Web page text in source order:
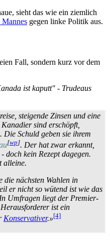
sieht das wie ein ziemlich
Mannes gegen linke Politik aus.
Fall, sondern kurz vor dem
ist kaputt" - Trudeaus
steigende Zinsen und eine
sind erschöpft,
Die Schuld geben sie ihrem
[wp]. Der hat zwar erkannt,
doch kein Rezept dagegen.
alleine.
die nächsten Wahlen in
er nicht so wütend ist wie das
Umfragen liegt der Premier­
ist ein
Konservativer.»[4]